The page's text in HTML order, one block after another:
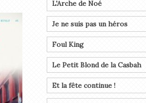
L'Arche de Noé
Je ne suis pas un héros
Foul King
Le Petit Blond de la Casbah
Et la fête continue !